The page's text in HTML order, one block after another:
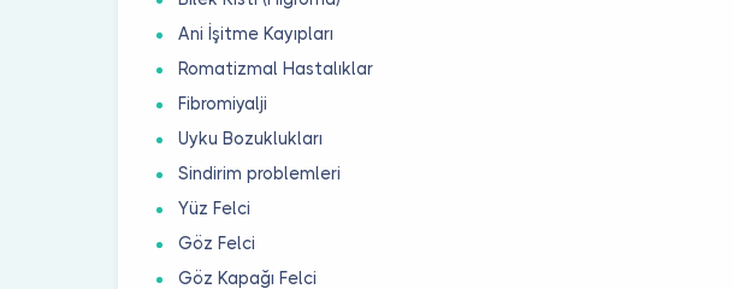
Ani İşitme Kayıpları
Romatizmal Hastalıklar
Fibromiyalji
Uyku Bozuklukları
Sindirim problemleri
Yüz Felci
Göz Felci
Göz Kapağı Felci